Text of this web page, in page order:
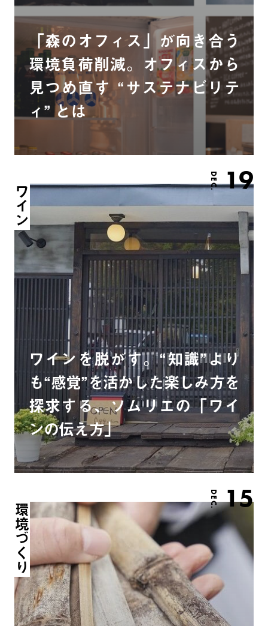
「森のオフィス」が向き合う
環境負荷削減。オフィスから
見つめ直す “サステナビリテ
ィ” とは
DEC. 19
ワイン
ワインを脱がす。“知識”より
も“感覚”を活かした楽しみ方を
探求する、ソムリエの「ワイ
ンの伝え方」
DEC. 15
環境づくり